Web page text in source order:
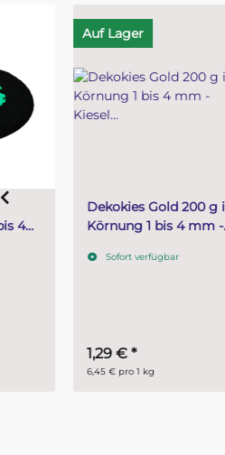
Dekokies Gold 200 g in
Körnung 1 bis 4 mm -
Sofort verfügbar
6,45 € pro 1 kg